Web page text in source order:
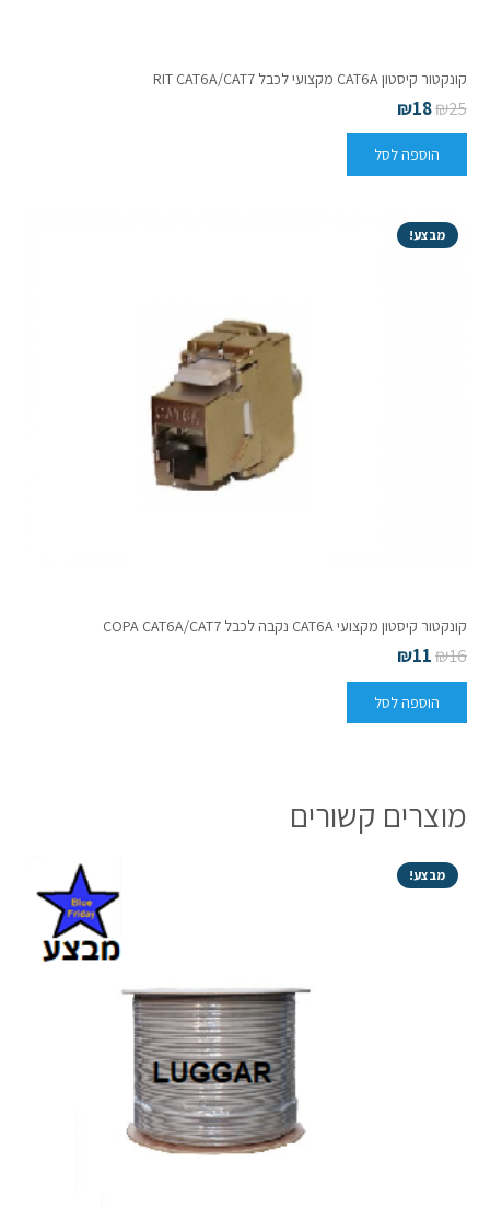
קונקטור קיסטון CAT6A מקצועי לכבל RIT CAT6A/CAT7
₪25
₪18
הוספה לסל
מבצע!
קונקטור קיסטון מקצועי CAT6A נקבה לכבל COPA CAT6A/CAT7
₪16
₪11
הוספה לסל
מוצרים קשורים
מבצע!